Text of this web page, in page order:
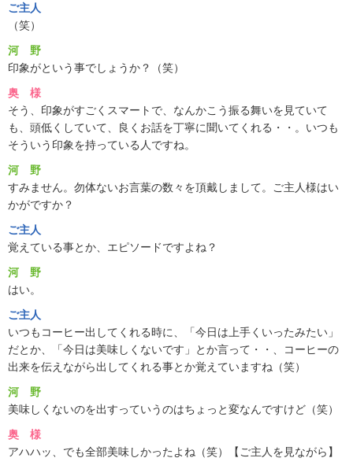
ご主人
（笑）
河 野
印象がという事でしょうか？（笑）
奥 様
そう、印象がすごくスマートで、なんかこう振る舞いを見ていて
も、頭低くしていて、良くお話を丁寧に聞いてくれる・・。いつも
そういう印象を持っている人ですね。
河 野
すみません。勿体ないお言葉の数々を頂戴しまして。ご主人様はい
かがですか？
ご主人
覚えている事とか、エピソードですよね？
河 野
はい。
ご主人
いつもコーヒー出してくれる時に、「今日は上手くいったみたい」
だとか、「今日は美味しくないです」とか言って・・、コーヒーの
出来を伝えながら出してくれる事とか覚えていますね（笑）
河 野
美味しくないのを出すっていうのはちょっと変なんですけど（笑）
奥 様
アハハッ、でも全部美味しかったよね（笑）【ご主人を見ながら】